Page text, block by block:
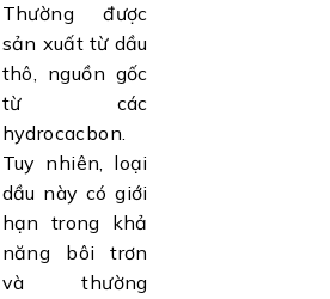
Thường được
sản xuất từ dầu
thô, nguồn gốc
từ các
hydrocacbon.
Tuy nhiên, loại
dầu này có giới
hạn trong khả
năng bôi trơn
và thường